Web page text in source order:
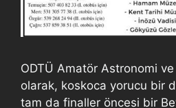
ODTÜ Amatör Astronomi ve
olarak, koskoca yorucu bir
tam da finaller öncesi bir